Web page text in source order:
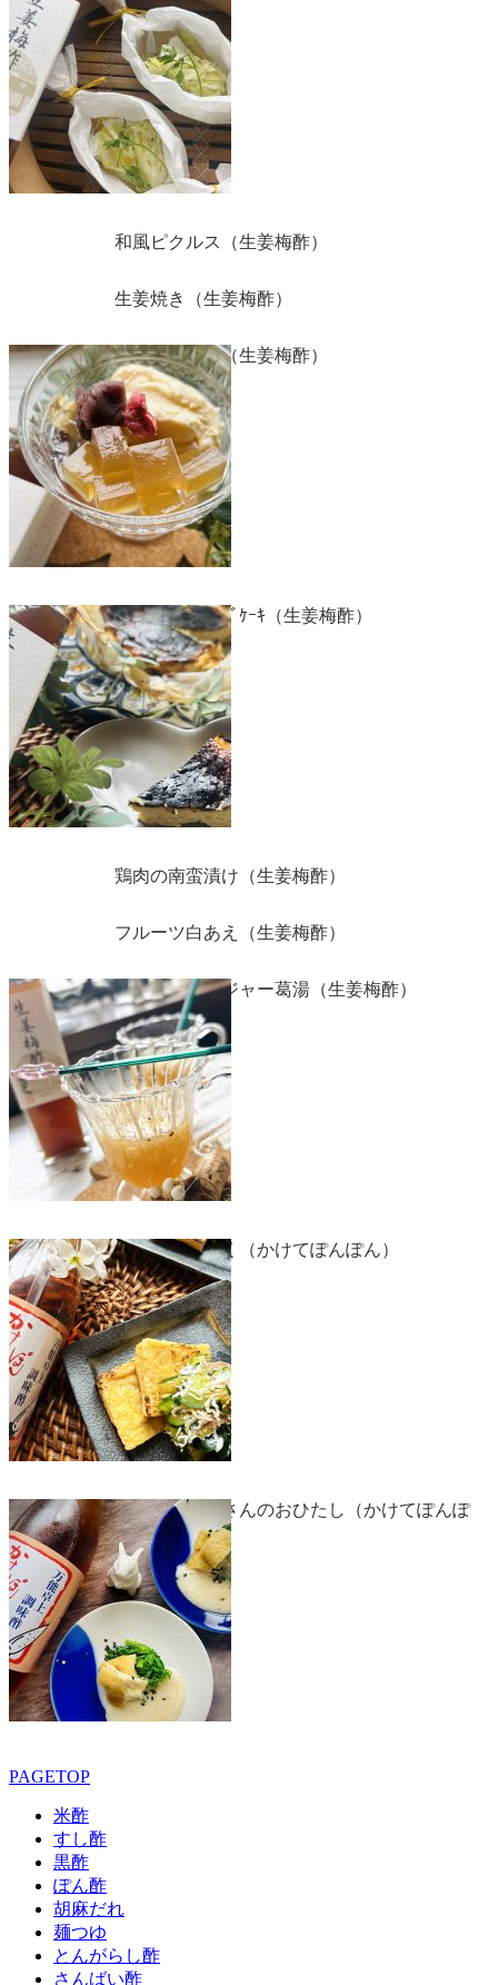
和風ピクルス（生姜梅酢）
生姜焼き（生姜梅酢）
生姜梅酢寒天（生姜梅酢）
生姜バスクﾁｰｽﾞｹｰｷ（生姜梅酢）
鶏肉の南蛮漬け（生姜梅酢）
フルーツ白あえ（生姜梅酢）
アップルジンジャー葛湯（生姜梅酢）
きゅうりのざく（かけてぽんぽん）
春菊とお揚げさんのおひたし（かけてぽんぽ
ん）
PAGETOP
米酢
すし酢
黒酢
ぽん酢
胡麻だれ
麺つゆ
とんがらし酢
さんばい酢